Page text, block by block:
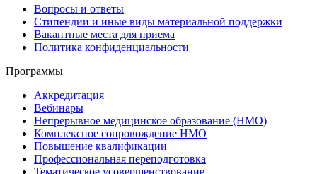
Вопросы и ответы
Стипендии и иные виды материальной поддержки
Вакантные места для приема
Политика конфиденциальности
Программы
Аккредитация
Вебинары
Непрерывное медицинское образование (НМО)
Комплексное сопровождение НМО
Повышение квалификации
Профессиональная переподготовка
Тематическое усовершенствование